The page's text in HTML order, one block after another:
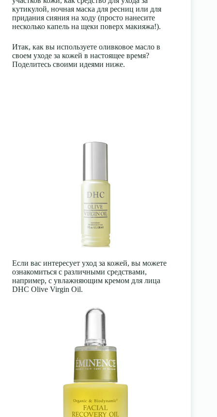
кутикулой, ночная маска для ресниц или для
придания сияния на ходу (просто нанесите
несколько капель на щеки поверх макияжа!).
Итак, как вы используете оливковое масло в
своем уходе за кожей в настоящее время?
Поделитесь своими идеями ниже.
Если вас интересует уход за кожей, вы можете
ознакомиться с различными средствами,
например, с увлажняющим кремом для лица
DHC Olive Virgin Oil.